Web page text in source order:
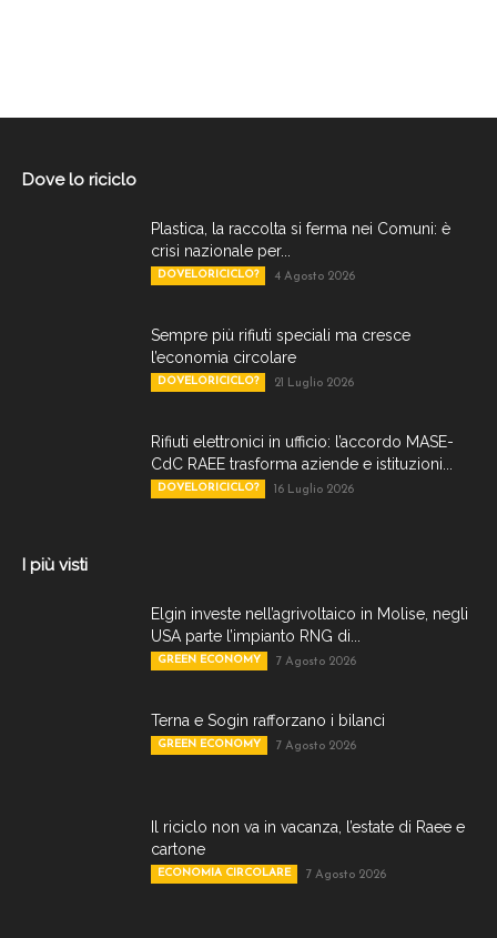
Dove lo riciclo
Plastica, la raccolta si ferma nei Comuni: è
crisi nazionale per...
DOVELORICICLO? 4 Agosto 2026
Sempre più rifiuti speciali ma cresce
l’economia circolare
DOVELORICICLO? 21 Luglio 2026
Rifiuti elettronici in ufficio: l’accordo MASE-
CdC RAEE trasforma aziende e istituzioni...
DOVELORICICLO? 16 Luglio 2026
I più visti
Elgin investe nell’agrivoltaico in Molise, negli
USA parte l’impianto RNG di...
GREEN ECONOMY 7 Agosto 2026
Terna e Sogin rafforzano i bilanci
GREEN ECONOMY 7 Agosto 2026
Il riciclo non va in vacanza, l’estate di Raee e
cartone
ECONOMIA CIRCOLARE 7 Agosto 2026